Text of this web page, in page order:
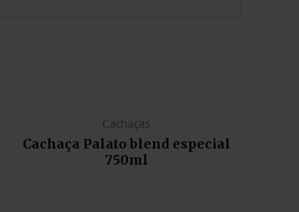
Cachaças
Cachaça Palato blend especial
750ml